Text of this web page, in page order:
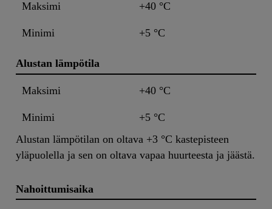
Maksimi +40 °C
Minimi +5 °C
Alustan lämpötila
Maksimi +40 °C
Minimi
+5 °C
Alustan lämpötilan on oltava +3 °C kastepisteen
yläpuolella ja sen on oltava vapaa huurteesta ja jäästä.
Nahoittumisaika